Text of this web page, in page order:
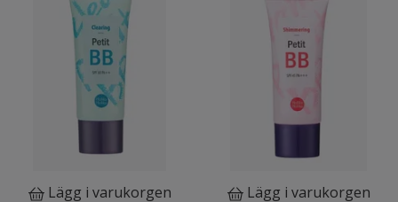
Lägg i varukorgen
Lägg i varukorgen